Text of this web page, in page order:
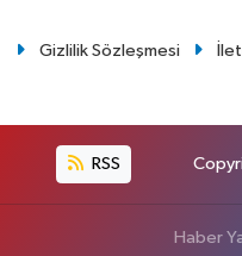
Gizlilik Sözleşmesi
RSS
Haber